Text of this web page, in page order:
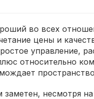
во всех
цены и
управление,
относительно
заметен, несмотря